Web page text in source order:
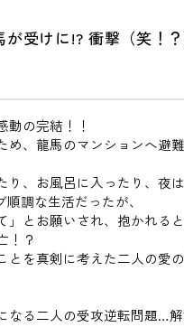
受けに!? 衝撃（笑！
動の完結！！
め、龍馬のマンションへ避
り、お風呂に入ったり、夜
調な生活だったが、
」とお願いされ、抱かれる
！？
とを真剣に考えた二人の愛
なる二人の受攻逆転問題…解